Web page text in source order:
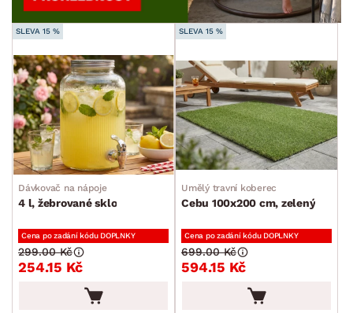
SLEVA 15 %
Dávkovač na nápoje
4 l, žebrované sklo
Cena po zadání kódu DOPLNKY
254.15 Kč
299.00 Kč
SLEVA 15 %
Umělý travní koberec
Cebu 100x200 cm, zelený
Cena po zadání kódu DOPLNKY
594.15 Kč
699.00 Kč